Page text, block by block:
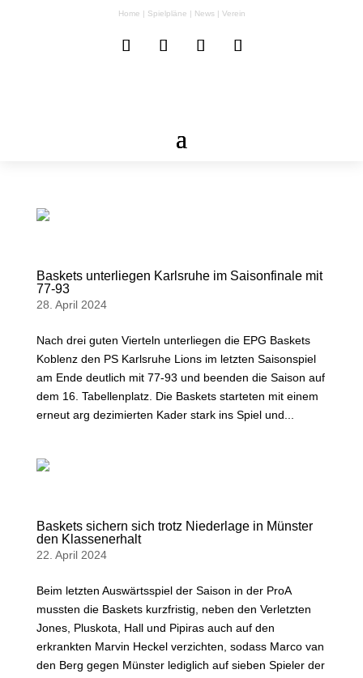
Home | Spielpläne | News| Verein
Baskets unterliegen Karlsruhe im Saisonfinale mit
77-93
28. April 2024
Nach drei guten Vierteln unterliegen die EPG Baskets
Koblenz den PS Karlsruhe Lions im letzten Saisonspiel
am Ende deutlich mit 77-93 und beenden die Saison auf
dem 16. Tabellenplatz. Die Baskets starteten mit einem
erneut arg dezimierten Kader stark ins Spiel und...
Baskets sichern sich trotz Niederlage in Münster
den Klassenerhalt
22. April 2024
Beim letzten Auswärtsspiel der Saison in der ProA
mussten die Baskets kurzfristig, neben den Verletzten
Jones, Pluskota, Hall und Pipiras auch auf den
erkrankten Marvin Heckel verzichten, sodass Marco van
den Berg gegen Münster lediglich auf sieben Spieler der